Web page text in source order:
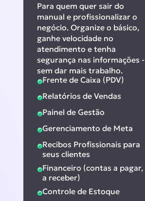
Para quem quer sair do
manual e profissionalizar o
negócio. Organize o básico,
ganhe velocidade no
atendimento e tenha
segurança nas informações -
sem dar mais trabalho.
Frente de Caixa (PDV)
Relatórios de Vendas
Painel de Gestão
Gerenciamento de Meta
Recibos Profissionais para
seus clientes
Financeiro (contas a pagar,
a receber)
Controle de Estoque